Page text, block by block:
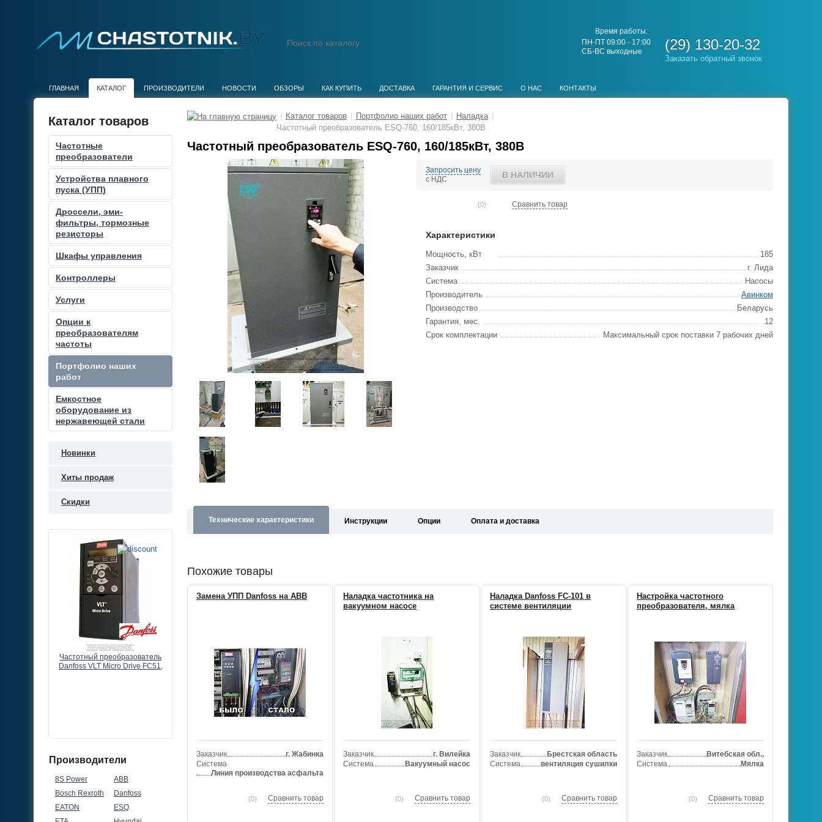
Время работы:
ПН-ПТ 09:00 - 17:00
СБ-ВС выходные
(29) 130-20-32
Заказать обратный звонок
ГЛАВНАЯ КАТАЛОГ ПРОИЗВОДИТЕЛИ НОВОСТИ ОБЗОРЫ КАК КУПИТЬ ДОСТАВКА ГАРАНТИЯ И СЕРВИС О НАС КОНТАКТЫ
Каталог товаров
Частотные
преобразователи
Устройства плавного
пуска (УПП)
Дроссели, эми-
фильтры, тормозные
резисторы
Шкафы управления
Контроллеры
Услуги
Опции к
преобразователям
частоты
Портфолио наших
работ
Емкостное
оборудование из
нержавеющей стали
Новинки
Хиты продаж
Скидки
Частотный преобразователь
Danfoss VLT Micro Drive FC51,
Выносной потенциометр к
преобразователю частоты, 1
КОМ, 0,5ВТ, IP66
Производители
8S Power
ABB
Bosch Rexroth
Danfoss
EATON
ESQ
Каталог товаров Портфолио наших работ Наладка
Частотный преобразователь ESQ-760, 160/185кВт, 380В
Частотный преобразователь ESQ-760, 160/185кВт, 380В
Запросить цену
с НДС
В НАЛИЧИИ
(0) Сравнить товар
Характеристики
Мощность, кВт
185
Заказчик
г. Лида
Система
Насосы
Производитель
Авинком
Производство
Беларусь
Гарантия, мес.
12
Срок комплектации
Максимальный срок поставки 7 рабочих дней
Технические характеристики Инструкции Опции Оплата и доставка
Похожие товары
Замена УПП Danfoss на ABB
Заказчик
г. Жабинка
Система
Линия производства асфальта
(0) Сравнить товар
Наладка частотника на
вакуумном насосе
Заказчик
г. Вилейка
Система
Вакуумный насос
(0) Сравнить товар
Наладка Danfoss FC-101 в
системе вентиляции
Заказчик
Брестская область
Система
вентиляция сушилки
(0) Сравнить товар
Настройка частотного
преобразователя, мялка
Заказчик
Витебская обл.,
Система
Мялка
(0) Сравнить товар